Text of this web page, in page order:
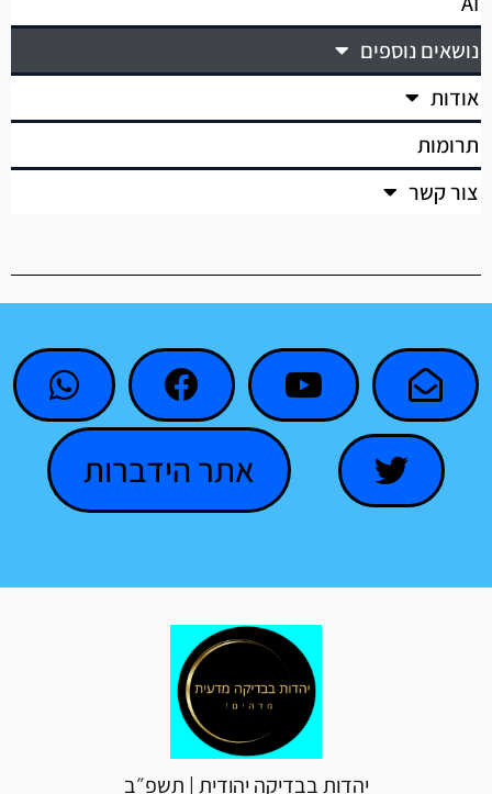
נושאים נוספים
אודות
תרומות
צור קשר
אתר הידברות
יהדות בבדיקה יהודית | תשפ״ב